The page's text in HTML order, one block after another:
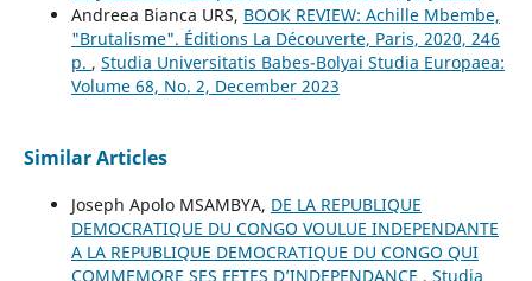
Andreea Bianca URS, BOOK REVIEW: Achille Mbembe,
"Brutalisme". Éditions La Découverte, Paris, 2020, 246
p. , Studia Universitatis Babes-Bolyai Studia Europaea:
Volume 68, No. 2, December 2023
Similar Articles
Joseph Apolo MSAMBYA, DE LA REPUBLIQUE
DEMOCRATIQUE DU CONGO VOULUE INDEPENDANTE
A LA REPUBLIQUE DEMOCRATIQUE DU CONGO QUI
COMMEMORE SES FETES D’INDEPENDANCE , Studia